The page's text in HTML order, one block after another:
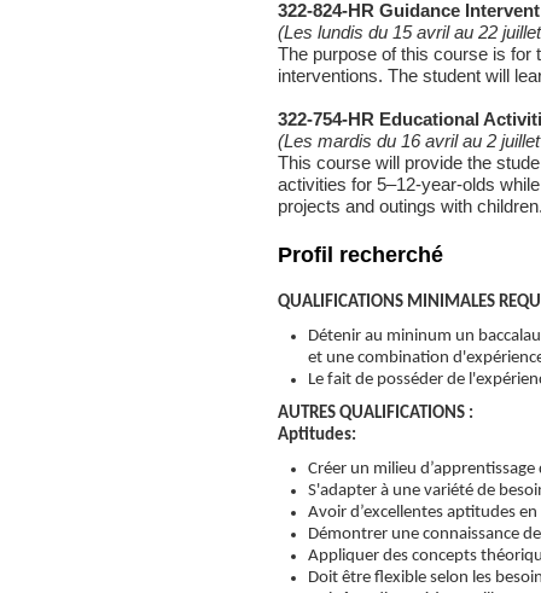
322-824-HR Guidance
(Les lundis du 15 avril au 22
The purpose of this course is for
interventions. The student will
322-754-HR Educational
(Les mardis du 16 avril au 2
This course will provide the
activities for 5–12-year-olds
projects and outings with
Profil recherché
QUALIFICATIONS MINIMALES
Détenir au mininum un
et une combination
Le fait de posséder de
AUTRES QUALIFICATIONS :
Aptitudes:
Créer un milieu
S'adapter à une variété de
Avoir d’excellentes aptitudes
Démontrer une connaissance
Appliquer des concepts
Doit être flexible selon les